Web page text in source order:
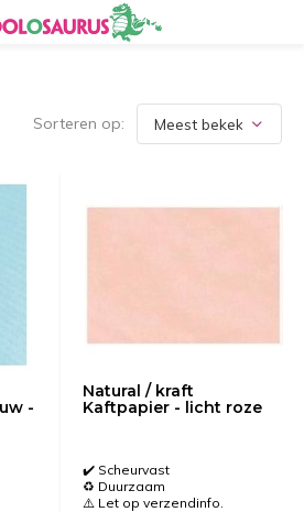
Sorteren op:
-
Natural / kraft
Kaftpapier - licht roze
✔️ Scheurvast
♻️ Duurzaam
⚠️ Let op verzendinfo.